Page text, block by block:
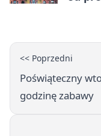
<< Poprzedni
Poświąteczny
godzinę zabawy